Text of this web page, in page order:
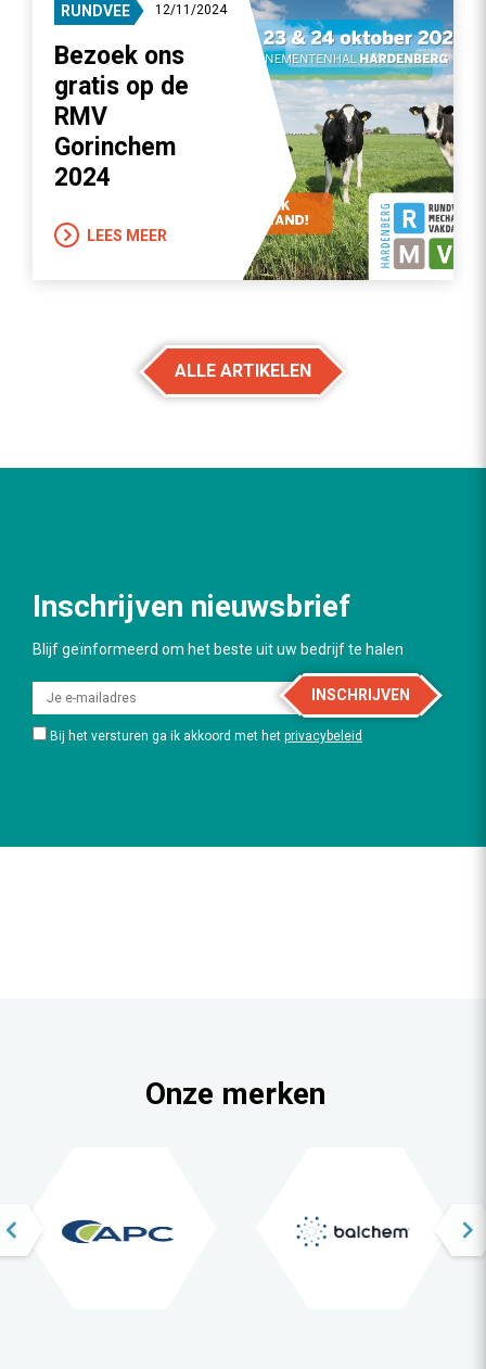
RUNDVEE 12/11/2024
Bezoek ons
gratis op de
RMV
Gorinchem
2024
LEES MEER
ALLE ARTIKELEN
Inschrijven nieuwsbrief
Blijf geïnformeerd om het beste uit uw bedrijf te halen
INSCHRIJVEN
Bij het versturen ga ik akkoord met het privacybeleid
Onze merken